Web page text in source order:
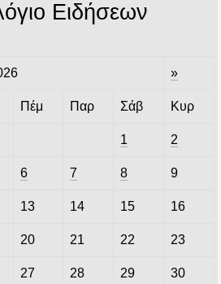
Ειδήσεων
»
Πέμ Παρ Σάβ Κυρ
1 2
6 7 8 9
13 14 15 16
20 21 22 23
27 28 29 30